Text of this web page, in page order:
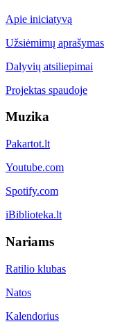
Apie iniciatyvą
Užsiėmimų aprašymas
Dalyvių atsiliepimai
Projektas spaudoje
Muzika
Pakartot.lt
Youtube.com
Spotify.com
iBiblioteka.lt
Nariams
Ratilio klubas
Natos
Kalendorius